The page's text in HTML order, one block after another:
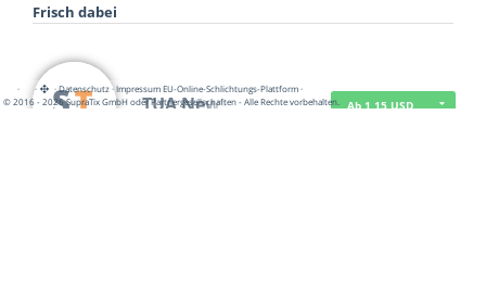
Frisch dabei
TUA News Ab 1,15 USD
· · ·Datenschutz·Impressum EU-Online-Schlichtungs-Plattform·
© 2016 - 2026 SupraTix GmbH oder Partnergesellschaften - Alle Rechte vorbehalten.